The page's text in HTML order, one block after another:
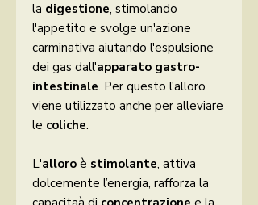
la digestione, stimolando
l'appetito e svolge un'azione
carminativa aiutando l'espulsione
dei gas dall'apparato gastro-
intestinale. Per questo l'alloro
viene utilizzato anche per alleviare
le coliche.
L'alloro è stimolante, attiva
dolcemente l’energia, rafforza la